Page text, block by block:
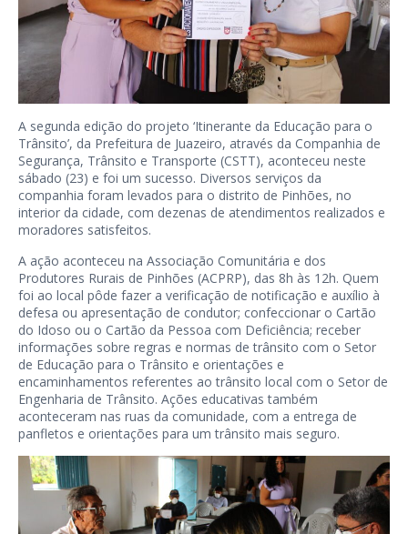
A segunda edição do projeto ‘Itinerante da Educação para o
Trânsito’, da Prefeitura de Juazeiro, através da Companhia de
Segurança, Trânsito e Transporte (CSTT), aconteceu neste
sábado (23) e foi um sucesso. Diversos serviços da
companhia foram levados para o distrito de Pinhões, no
interior da cidade, com dezenas de atendimentos realizados e
moradores satisfeitos.
A ação aconteceu na Associação Comunitária e dos
Produtores Rurais de Pinhões (ACPRP), das 8h às 12h. Quem
foi ao local pôde fazer a verificação de notificação e auxílio à
defesa ou apresentação de condutor; confeccionar o Cartão
do Idoso ou o Cartão da Pessoa com Deficiência; receber
informações sobre regras e normas de trânsito com o Setor
de Educação para o Trânsito e orientações e
encaminhamentos referentes ao trânsito local com o Setor de
Engenharia de Trânsito. Ações educativas também
aconteceram nas ruas da comunidade, com a entrega de
panfletos e orientações para um trânsito mais seguro.